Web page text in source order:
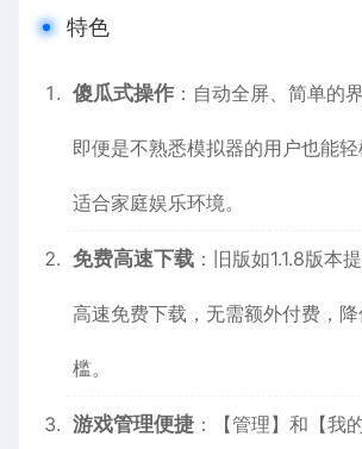
特色
傻瓜式操作 ：自动全屏、简单的
即便是不熟悉模拟器的用户也能
适合家庭娱乐环境。
免费高速下载 ：旧版如1.1.8版本
高速免费下载，无需额外付费，
槛。
游戏管理便捷 ：【管理】和【我